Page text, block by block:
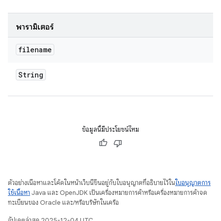
พารามิเตอร์
filename
String
ข้อมูลนี้มีประโยชน์ไหม
ตัวอย่างเนื้อหาและโค้ดในหน้าเว็บนี้ขึ้นอยู่กับใบอนุญาตที่อธิบายไว้ในใบอนุญาตการ
ใช้เนื้อหา Java และ OpenJDK เป็นเครื่องหมายการค้าหรือเครื่องหมายการค้าจด
ทะเบียนของ Oracle และ/หรือบริษัทในเครือ